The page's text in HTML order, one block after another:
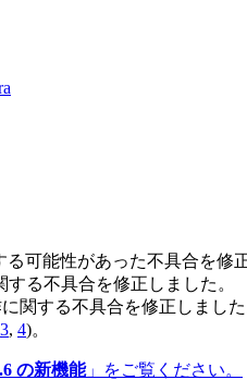
可能性があった不具合を修
る不具合を修正しました。
関する不具合を修正しました
3, 4)。
の新機能」をご覧ください。